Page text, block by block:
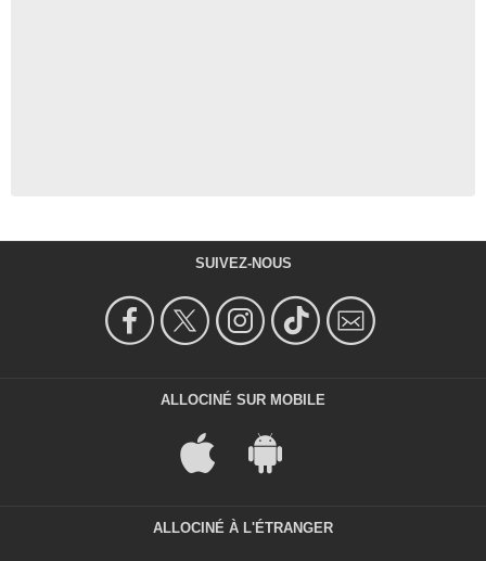
SUIVEZ-NOUS
ALLOCINÉ SUR MOBILE
ALLOCINÉ À L'ÉTRANGER